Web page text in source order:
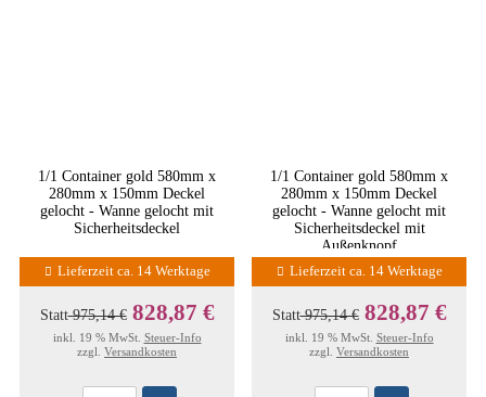
1/1 Container gold 580mm x
280mm x 150mm Deckel
gelocht - Wanne gelocht mit
Sicherheitsdeckel
Lieferzeit ca. 14 Werktage
Statt975,14 € 828,87 €
inkl. 19 % MwSt. Steuer-Info
zzgl. Versandkosten
1/1 Container gold 580mm x
280mm x 150mm Deckel
gelocht - Wanne gelocht mit
Sicherheitsdeckel mit
Außenknopf
Lieferzeit ca. 14 Werktage
Statt975,14 € 828,87 €
inkl. 19 % MwSt. Steuer-Info
zzgl. Versandkosten